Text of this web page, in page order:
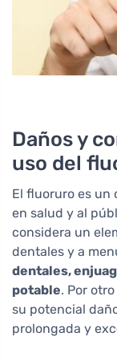
Daños y
uso del
El fluoruro es un
en salud y al
considera un
dentales y a
dentales,
potable. Por
su potencial
prolongada y